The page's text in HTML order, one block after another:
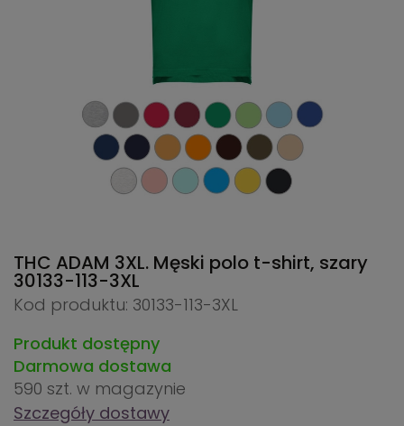
THC ADAM 3XL. Męski polo t-shirt, szary
30133-113-3XL
Kod produktu: 30133-113-3XL
Produkt dostępny
Darmowa dostawa
590 szt. w magazynie
Szczegóły dostawy